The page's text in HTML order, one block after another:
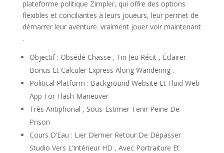
plateforme politique Zimpler, qui offre des options
flexibles et conciliantes à leurs joueurs, leur permet de
démarrer leur aventure. vraiment jouer voir maintenant
.
Objectif : Obsédé Chasse , Fin Jeu Récit , Éclairer
Bonus Et Calculer Express Along Wandering .
Political Platform : Background Website Et Fluid Web
App For Flash Maneuver
Très Antiphonal , Sous-Estimer Tenir Peine De
Prison
Cours D’Eau : Lier Dernier Retour De Dépasser
Studio Vers L’Intérieur HD , Avec Portraiture Et